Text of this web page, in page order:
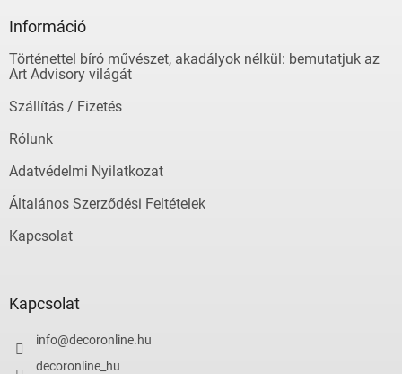
Információ
Történettel bíró művészet, akadályok nélkül: bemutatjuk az
Art Advisory világát
Szállítás / Fizetés
Rólunk
Adatvédelmi Nyilatkozat
Általános Szerződési Feltételek
Kapcsolat
Kapcsolat
info@decoronline.hu
decoronline_hu